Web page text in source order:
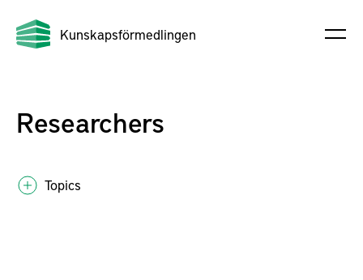
Kunskapsförmedlingen
Researchers
Topics